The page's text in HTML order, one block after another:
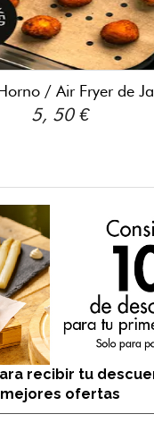
/ Air Fryer de
5, 50 €
recibir tu
mejores ofertas